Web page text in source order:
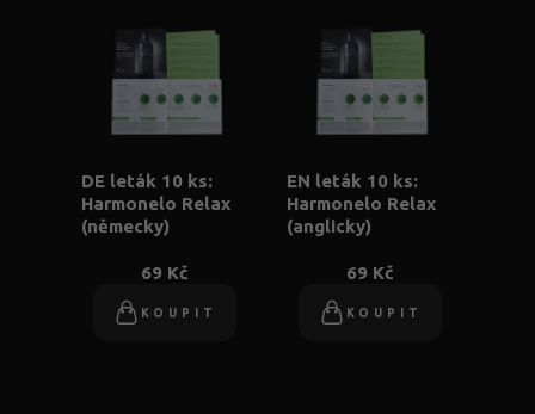
DE leták 10 ks:
Harmonelo Relax
(německy)
69 Kč
KOUPIT
EN leták 10 ks:
Harmonelo Relax
(anglicky)
69 Kč
KOUPIT